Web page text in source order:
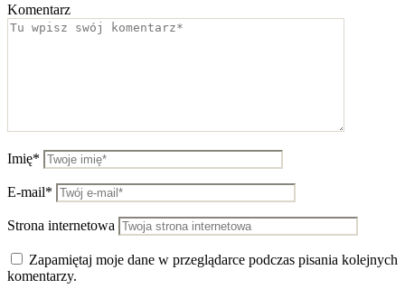
Komentarz
Imię*
E-mail*
Strona internetowa
Zapamiętaj moje dane w przeglądarce podczas pisania kolejnych
komentarzy.